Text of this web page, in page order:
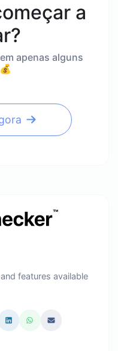
a
apenas alguns
features available